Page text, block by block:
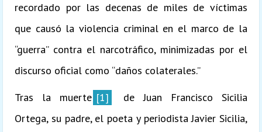
recordado por las decenas de miles de víctimas
que causó la violencia criminal en el marco de la
“guerra” contra el narcotráfico, minimizadas por el
discurso oficial como “daños colaterales.”
Tras la muerte [1]
de Juan Francisco Sicilia
Ortega, su padre, el poeta y periodista Javier Sicilia,